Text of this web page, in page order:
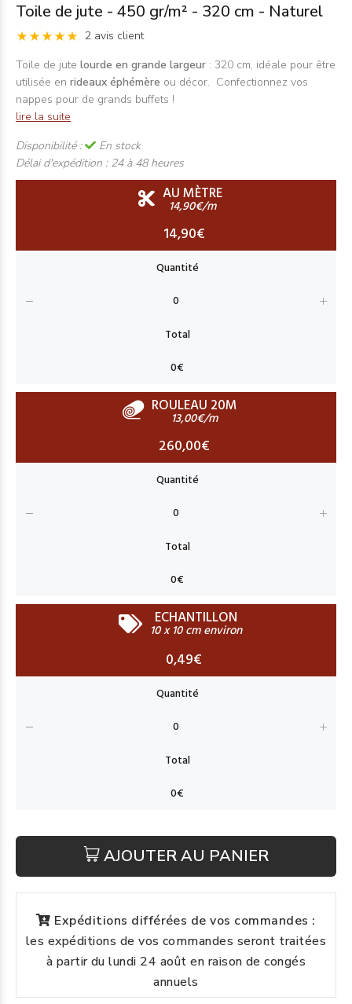
Toile de jute - 450 gr/m² - 320 cm - Naturel
2 avis client
Toile de jute lourde en grande largeur : 320 cm, idéale pour être
utilisée en rideaux éphémère ou décor. Confectionnez vos
nappes pour de grands buffets !
lire la suite
Disponibilité :
En stock
Délai d'expédition : 24 à 48 heures
AU MÈTRE
14,90€/m
14,90€
ROULEAU 20M
13,00€/m
260,00€
ECHANTILLON
10 x 10 cm environ
0,49€
AJOUTER AU PANIER
Expéditions différées de vos commandes :
les expéditions de vos commandes seront traitées
à partir du lundi 24 août en raison de congés
annuels